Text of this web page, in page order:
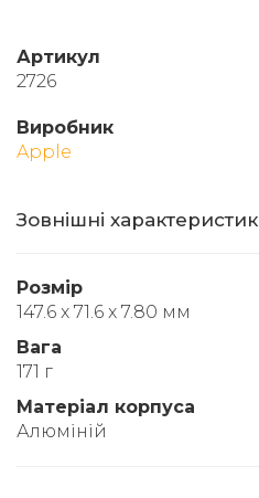
Артикул
2726
Виробник
Apple
Зовнішні
Розмір
147.6 x 71.6 x 7.80 мм
Вага
171 г
Матеріал корпуса
Алюміній